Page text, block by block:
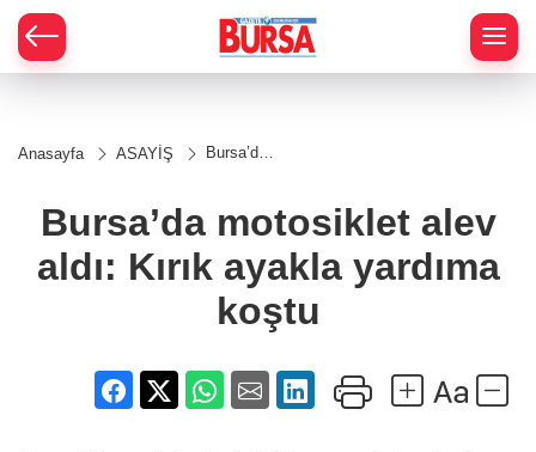
Anasayfa ASAYİŞ
Bursa’da
ayakla
koştu
Bursa’da motosiklet alev
aldı: Kırık ayakla yardıma
koştu